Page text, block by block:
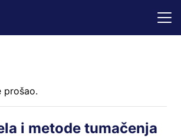
prošao.
i metode tumačenja